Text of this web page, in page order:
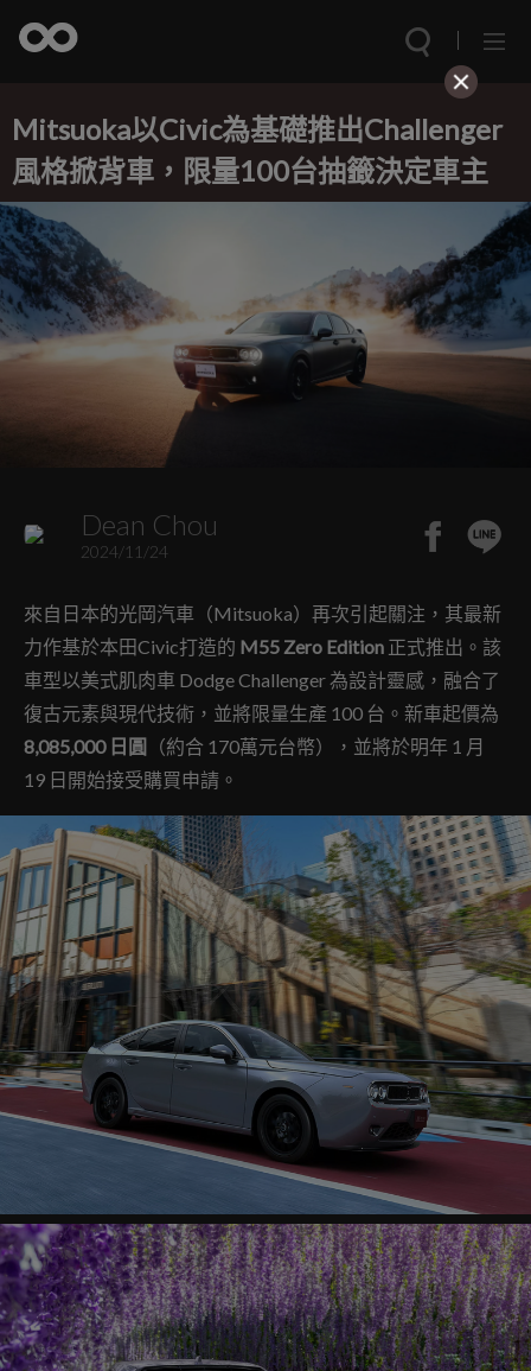
Mitsuoka以Civic為基礎推出Challenger
風格掀背車，限量100台抽籤決定車主
Dean Chou
2024/11/24
來自日本的光岡汽車（Mitsuoka）再次引起關注，其最新
力作基於本田Civic打造的 M55 Zero Edition 正式推出。該
車型以美式肌肉車 Dodge Challenger 為設計靈感，融合了
復古元素與現代技術，並將限量生產 100 台。新車起價為
8,085,000 日圓 （約合 170萬元台幣），並將於明年 1 月
19 日開始接受購買申請。